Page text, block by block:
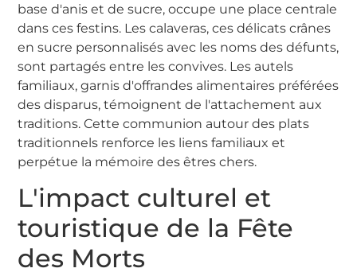
base d'anis et de sucre, occupe une place centrale
dans ces festins. Les calaveras, ces délicats crânes
en sucre personnalisés avec les noms des défunts,
sont partagés entre les convives. Les autels
familiaux, garnis d'offrandes alimentaires préférées
des disparus, témoignent de l'attachement aux
traditions. Cette communion autour des plats
traditionnels renforce les liens familiaux et
perpétue la mémoire des êtres chers.
L'impact culturel et
touristique de la Fête
des Morts